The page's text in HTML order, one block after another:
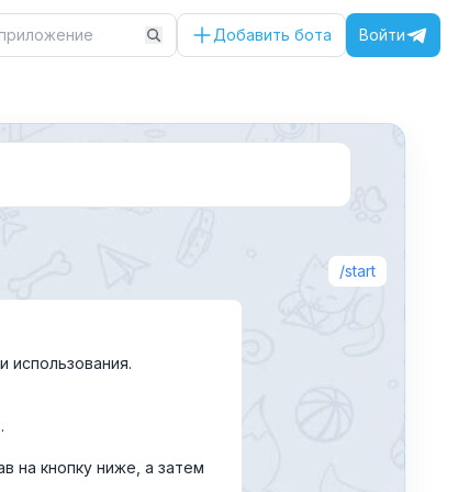
Добавить бота Войти
start
использования.
на кнопку ниже, а затем